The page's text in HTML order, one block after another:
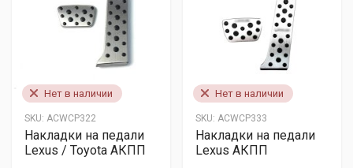
Нет в наличии
SKU: ACWCP322
Накладки на педали
Lexus / Toyota АКПП
Нет в наличии
SKU: ACWCP333
Накладки на педали
Lexus АКПП